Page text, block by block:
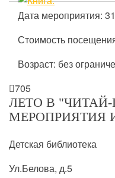
Дата мероприятия:
Стоимость
Возраст: без
705
ЛЕТО В
МЕРОПРИЯТИЯ
Детская библиотека
Ул.Белова, д.5